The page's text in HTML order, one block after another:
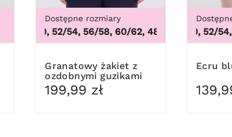
Dostępne rozmiary
48/50, 52/54, 56/58, 60/62,48/50, 52/54, 56/58,
Granatowy żakiet z
ozdobnymi guzikami
199,99 zł
48/50, 52/54,
Ecru